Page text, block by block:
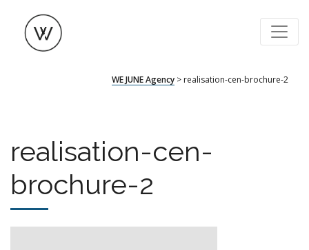
WE JUNE Agency
WE JUNE Agency > realisation-cen-brochure-2
realisation-cen-
brochure-2